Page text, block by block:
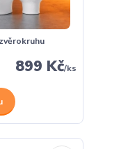
899 Kč/ks